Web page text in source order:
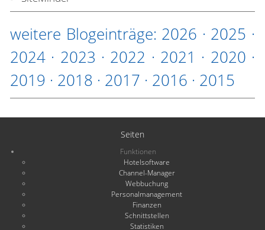
weitere Blogeinträge: 2026 · 2025 ·
2024 · 2023 · 2022 · 2021 · 2020 ·
2019 · 2018 · 2017 · 2016 · 2015
Seiten
Funktionen
Hotelsoftware
Channel-Manager
Webbuchung
Personalmanagement
Finanzen
Schnittstellen
Statistiken